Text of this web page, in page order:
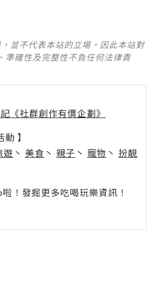
並不代表本站的立場。因此本站對
準確性及完整性不負任何法律責
《社群創作有價企劃》
】
遊 丶 美食 丶 親子 丶 寵物 丶 扮靚
！發掘更多吃喝玩樂資訊！